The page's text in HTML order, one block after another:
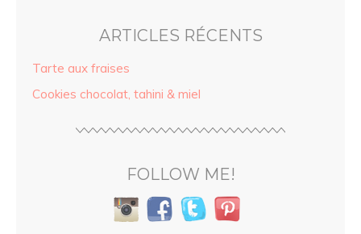
ARTICLES RÉCENTS
Tarte aux fraises
Cookies chocolat, tahini & miel
FOLLOW ME!